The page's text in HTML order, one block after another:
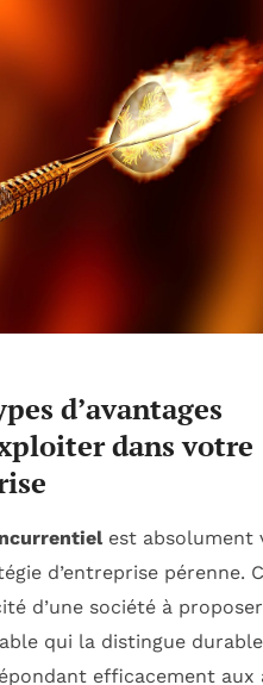
d’avantages
dans votre
est absolument
d’entreprise pérenne.
d’une société à
qui la distingue
efficacement aux